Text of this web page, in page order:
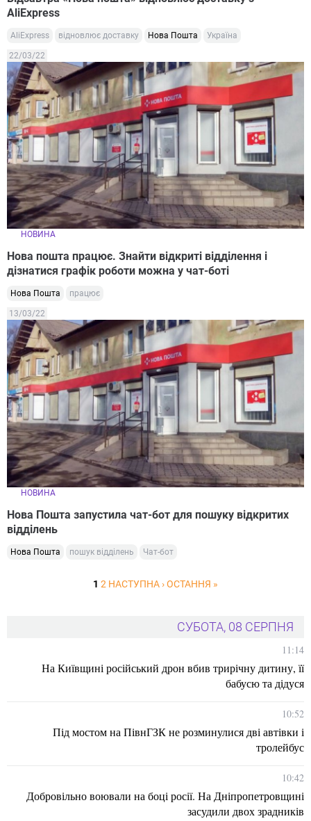
AliExpress
AliExpress відновлює доставку Нова Пошта Україна
22/03/22
НОВИНА
Нова пошта працює. Знайти відкриті відділення і
дізнатися графік роботи можна у чат-боті
Нова Пошта працює
13/03/22
НОВИНА
Нова Пошта запустила чат-бот для пошуку відкритих
відділень
Нова Пошта пошук відділень Чат-бот
1 2 НАСТУПНА ›ОСТАННЯ »
СУБОТА, 08 СЕРПНЯ
11:14
На Київщині російський дрон вбив трирічну дитину, її
бабусю та дідуся
10:52
Під мостом на ПівнГЗК не розминулися дві автівки і
тролейбус
10:42
Добровільно воювали на боці росії. На Дніпропетровщині
засудили двох зрадників